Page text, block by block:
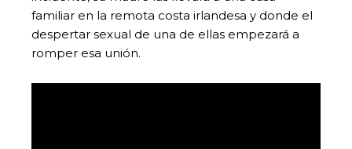
familiar en la remota costa irlandesa y donde el
despertar sexual de una de ellas empezará a
romper esa unión.